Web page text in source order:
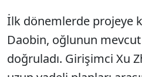
İlk dönemlerde projeye
Daobin, oğlunun mevcut
doğruladı. Girişimci Xu